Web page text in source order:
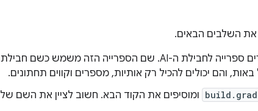
בספרייה ברמה העליונה של הפרויקט, יוצרים ספרייה לחבילת ה-AI. שם הספרייה הזה משמש כשם חבילת
ומוסיפים את הקוד הבא. חשוב לציין את השם של